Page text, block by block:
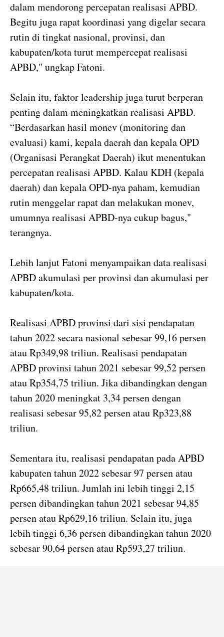
dalam mendorong percepatan realisasi APBD.
Begitu juga rapat koordinasi yang digelar secara
rutin di tingkat nasional, provinsi, dan
kabupaten/kota turut mempercepat realisasi
APBD," ungkap Fatoni.
Selain itu, faktor leadership juga turut berperan
penting dalam meningkatkan realisasi APBD.
“Berdasarkan hasil monev (monitoring dan
evaluasi) kami, kepala daerah dan kepala OPD
(Organisasi Perangkat Daerah) ikut menentukan
percepatan realisasi APBD. Kalau KDH (kepala
daerah) dan kepala OPD-nya paham, kemudian
rutin menggelar rapat dan melakukan monev,
umumnya realisasi APBD-nya cukup bagus,"
terangnya.
Lebih lanjut Fatoni menyampaikan data realisasi
APBD akumulasi per provinsi dan akumulasi per
kabupaten/kota.
Realisasi APBD provinsi dari sisi pendapatan
tahun 2022 secara nasional sebesar 99,16 persen
atau Rp349,98 triliun. Realisasi pendapatan
APBD provinsi tahun 2021 sebesar 99,52 persen
atau Rp354,75 triliun. Jika dibandingkan dengan
tahun 2020 meningkat 3,34 persen dengan
realisasi sebesar 95,82 persen atau Rp323,88
triliun.
Sementara itu, realisasi pendapatan pada APBD
kabupaten tahun 2022 sebesar 97 persen atau
Rp665,48 triliun. Jumlah ini lebih tinggi 2,15
persen dibandingkan tahun 2021 sebesar 94,85
persen atau Rp629,16 triliun. Selain itu, juga
lebih tinggi 6,36 persen dibandingkan tahun 2020
sebesar 90,64 persen atau Rp593,27 triliun.